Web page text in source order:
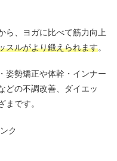
ら、ヨガに比べて筋力向上
スルがより鍛えられます。
姿勢矯正や体幹・インナー
どの不調改善、ダイエッ
まです。
ク